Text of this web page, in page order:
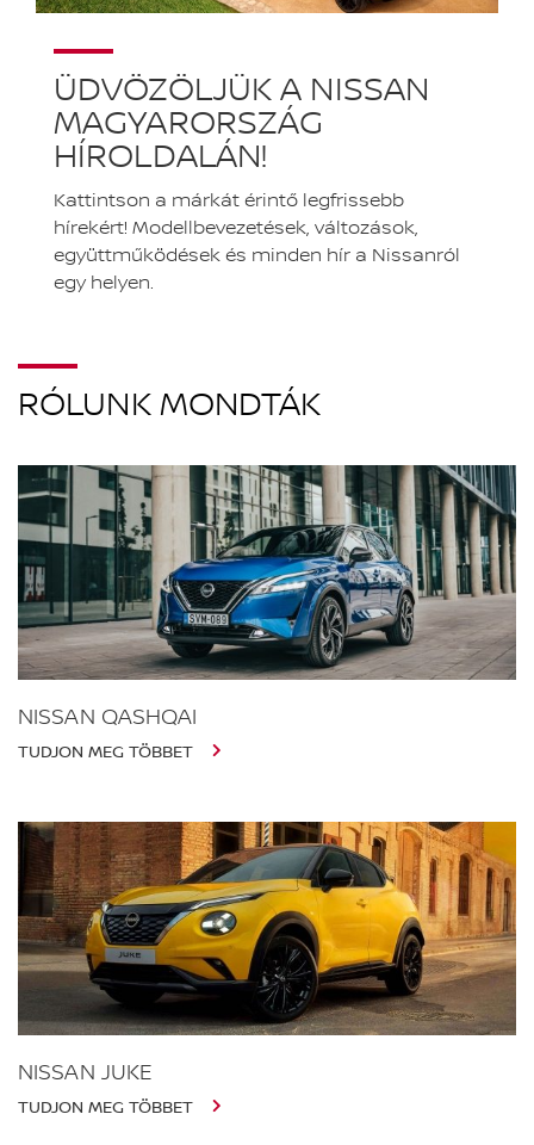
ÜDVÖZÖLJÜK A NISSAN
MAGYARORSZÁG
HÍROLDALÁN!
Kattintson a márkát érintő legfrissebb
hírekért! Modellbevezetések, változások,
együttműködések és minden hír a Nissanról
egy helyen.
RÓLUNK MONDTÁK
NISSAN QASHQAI
TUDJON MEG TÖBBET
NISSAN JUKE
TUDJON MEG TÖBBET